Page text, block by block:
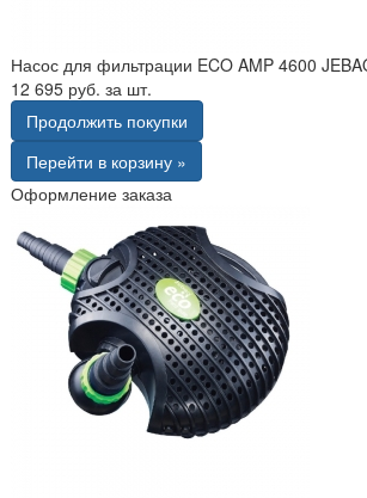
Насос для фильтрации ECO AMP 4600
12 695 руб. за шт.
Продолжить покупки
Перейти в корзину »
Оформление заказа